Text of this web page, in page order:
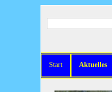
Start Aktuelles